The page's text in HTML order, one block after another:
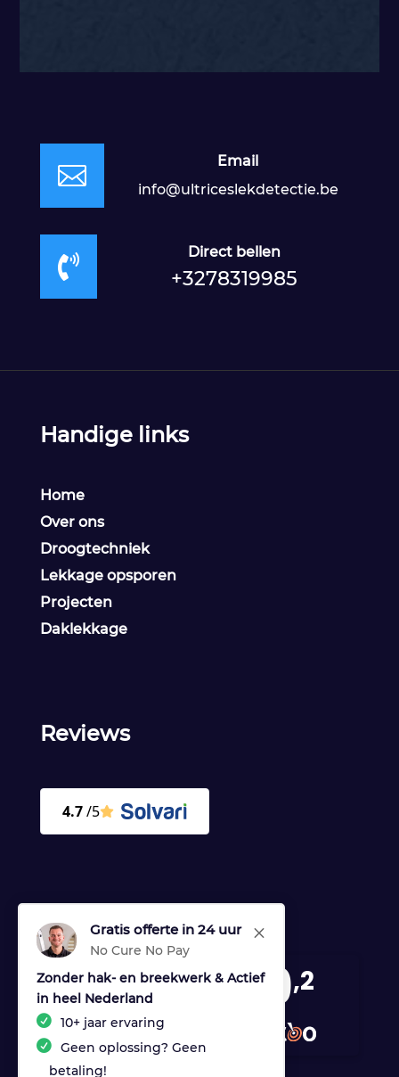

Email
info@ultriceslekdetectie.be

Direct bellen
+3278319985
M
Gratis offerte in 24 uur
No Cure No Pay
Zonder hak- en breekwerk & Actief
in heel Nederland
10+ jaar ervaring
Geen oplossing? Geen
betaling!
Handige links
Home
Over ons
Droogtechniek
Lekkage opsporen
Projecten
Daklekkage
Reviews
9,2
provided by